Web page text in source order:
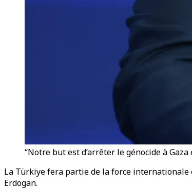
“Notre but est d’arrêter le génocide à
La Türkiye fera partie de la force internationale
Erdogan.